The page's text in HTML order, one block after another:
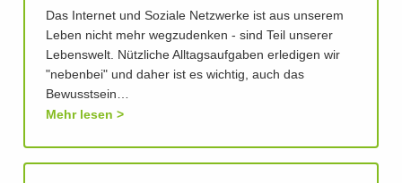
Das Internet und Soziale Netzwerke ist aus unserem
Leben nicht mehr wegzudenken - sind Teil unserer
Lebenswelt. Nützliche Alltagsaufgaben erledigen wir
"nebenbei" und daher ist es wichtig, auch das
Bewusstsein…
Mehr lesen